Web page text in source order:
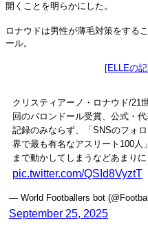
開くことを明らかにした。
ロナウドは男性が薄毛対策をする
ール。
[ELLEの
クリスティアーノ・ロナウド/21
回のバロンドール受賞、公式・
記録のみならず、「SNSのフォ
界で最も有名なアスリート100人
まで動かしてしまうなどあまりに
pic.twitter.com/QSId8VyztT
— World Footballers bot
September 25, 2025